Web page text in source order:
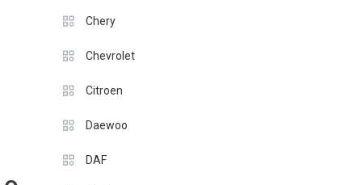
Chery
Chevrolet
Citroen
Daewoo
DAF